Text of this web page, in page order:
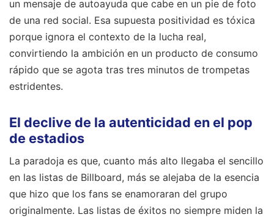
un mensaje de autoayuda que cabe en un pie de foto
de una red social. Esa supuesta positividad es tóxica
porque ignora el contexto de la lucha real,
convirtiendo la ambición en un producto de consumo
rápido que se agota tras tres minutos de trompetas
estridentes.
El declive de la autenticidad en el pop
de estadios
La paradoja es que, cuanto más alto llegaba el sencillo
en las listas de Billboard, más se alejaba de la esencia
que hizo que los fans se enamoraran del grupo
originalmente. Las listas de éxitos no siempre miden la